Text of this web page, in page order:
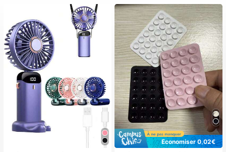
Économiser 0,02€